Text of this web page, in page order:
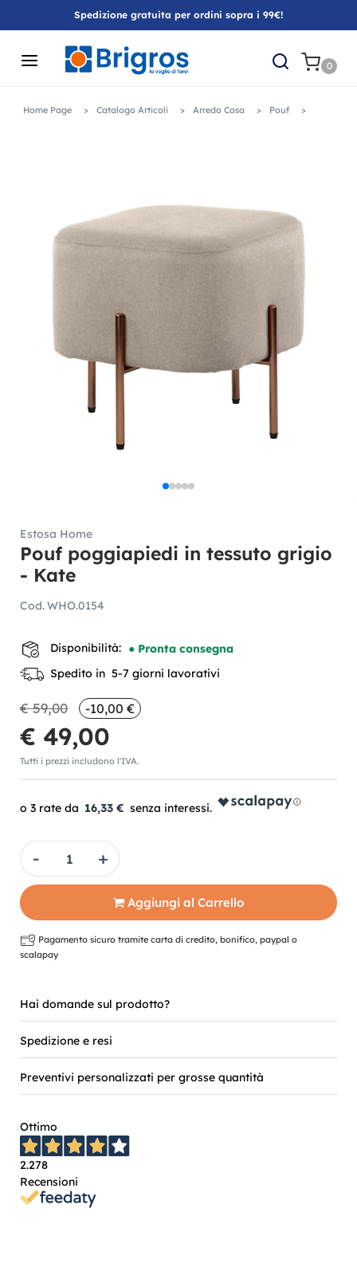
Spedizione gratuita per ordini sopra i 99€!
0
Home Page Catalogo Articoli Arredo Casa Pouf
Estosa Home
Pouf poggiapiedi in tessuto grigio
- Kate
Cod.WHO.0154
Disponibilità: ● Pronta consegna
Spedito in 5-7 giorni lavorativi
€ 59,00 -10,00 €
€ 49,00
Tutti i prezzi includono l'IVA.
16,33 €
Quantità
Aggiungi al Carrello
Pagamento sicuro tramite carta di credito, bonifico, paypal o
scalapay
Hai domande sul prodotto?
Spedizione e resi
Preventivi personalizzati per grosse quantità
Ottimo
2.278
Recensioni